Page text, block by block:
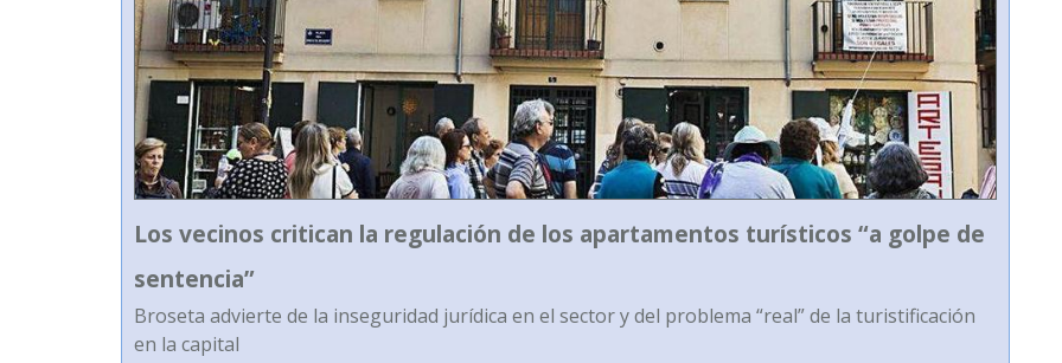
Los vecinos critican la regulación de los apartamentos turísticos “a golpe de
sentencia”
Broseta advierte de la inseguridad jurídica en el sector y del problema “real” de la turistificación
en la capital